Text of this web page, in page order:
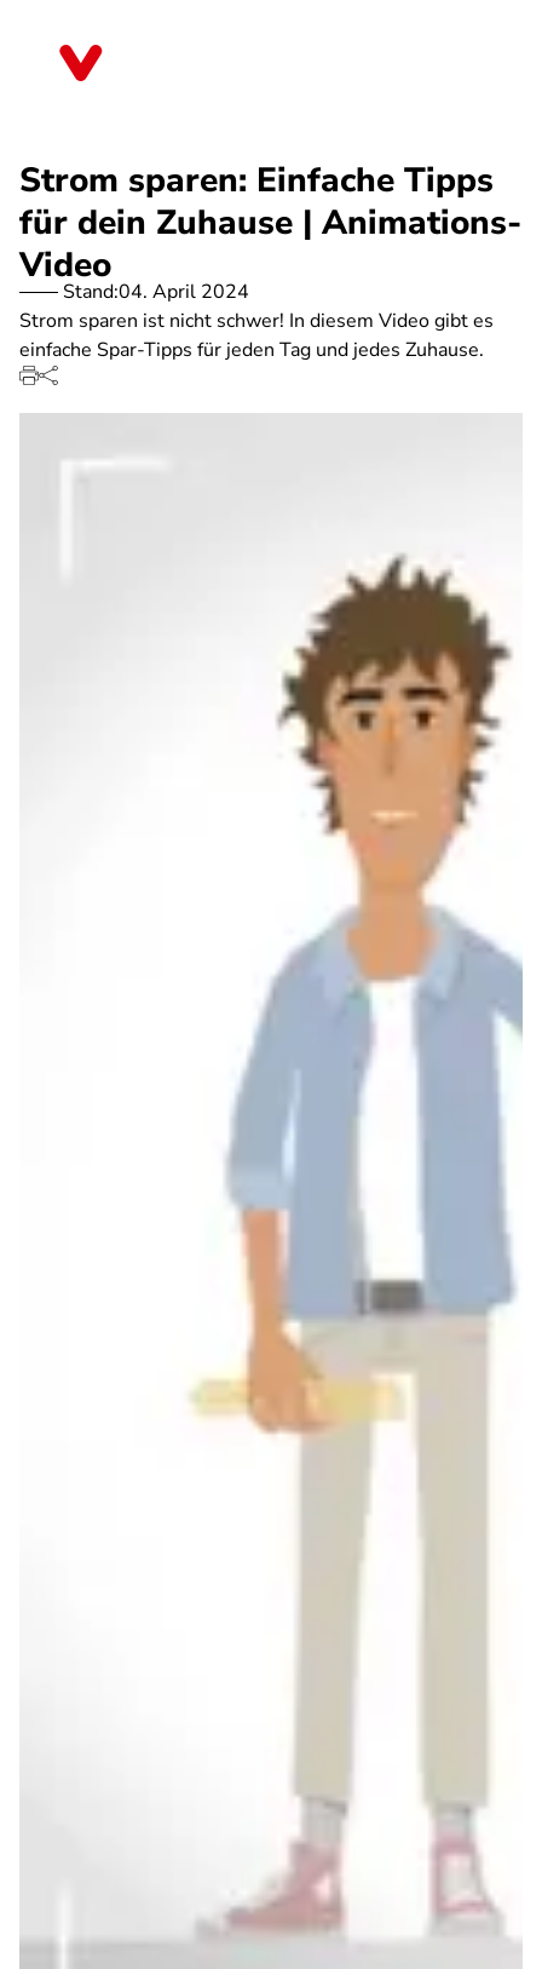
Strom sparen: Einfache Tipps
für dein Zuhause | Animations-
Video
Stand:04. April 2024
Strom sparen ist nicht schwer! In diesem Video gibt es
einfache Spar-Tipps für jeden Tag und jedes Zuhause.